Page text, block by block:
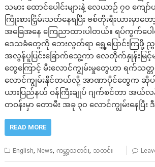
သမား ထောင်ပေါင်းများနဲ့ လေယာဉ် ၇၀ ကျေ
ကြိုးစားငြှိမ်းသတ်နေရပြီး ဗစ်တိုးရီးယားမှာတေ
အခြေအနေ ကြေညာထားပါတယ်။ ရပ်ကွက်ပေါ
ဒေသခံတွေကို ဘေးလွတ်ရာ ရွှေ့ပြောင်းကြဖို့ ညွှန်
အလွန်ပူပြင်းခြောက်သွေ့ကာ လေတိုက်နှုန်းမြင့်
တွေကြောင့် မီးလောင်ကျွမ်းမှုတွေဟာ ရက်သတ္
လောင်ကျွမ်းနိုင်တယ်လို့ အာဏာပိုင်တွေက ဆိုပ
ယားပြည်နယ် ဝန်ကြီးချုပ် ဂျက်စင်တာ အယ်
တဝန်းမှာ တောမီး အခု ၃၀ လောင်ကျွမ်းနေပြီး
READ MORE
English, News,ကမ္ဘာ့သတင်း, သတင်း